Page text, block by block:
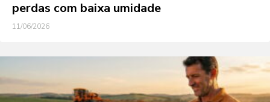
perdas com baixa umidade
11/06/2026